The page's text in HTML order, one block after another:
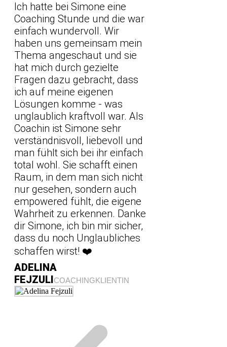
Ich hatte bei Simone eine
Coaching Stunde und die war
einfach wundervoll. Wir
haben uns gemeinsam mein
Thema angeschaut und sie
hat mich durch gezielte
Fragen dazu gebracht, dass
ich auf meine eigenen
Lösungen komme - was
unglaublich kraftvoll war. Als
Coachin ist Simone sehr
verständnisvoll, liebevoll und
man fühlt sich bei ihr einfach
total wohl. Sie schafft einen
Raum, in dem man sich nicht
nur gesehen, sondern auch
empowered fühlt, die eigene
Wahrheit zu erkennen. Danke
dir Simone, ich bin mir sicher,
dass du noch Unglaubliches
schaffen wirst! ❤️
ADELINA
FEJZULICOACHINGKLIENTIN